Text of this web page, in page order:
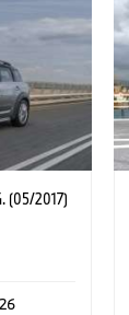
(05/2017)